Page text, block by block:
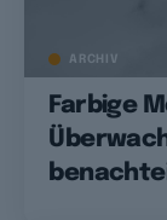
ARCHIV
Farbige